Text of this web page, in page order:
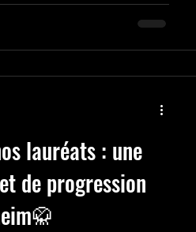
gestes de défense.
lauréats : une
de progression